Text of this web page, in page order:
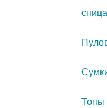
Топы